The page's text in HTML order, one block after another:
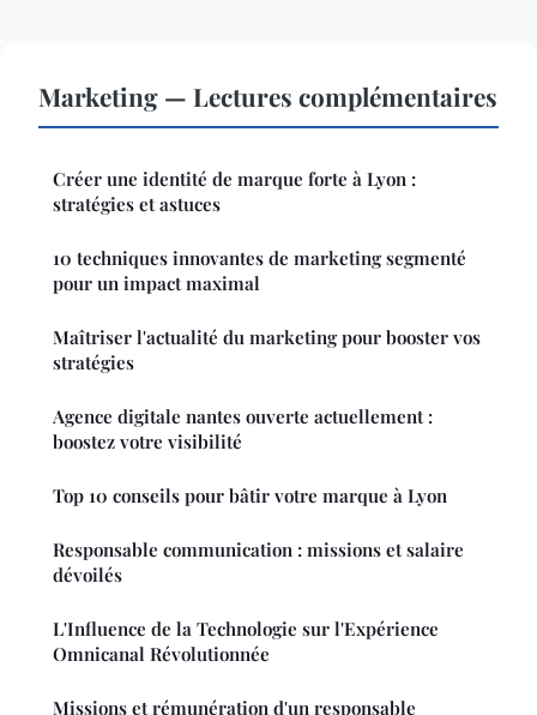
Marketing — Lectures complémentaires
Créer une identité de marque forte à Lyon :
stratégies et astuces
10 techniques innovantes de marketing segmenté
pour un impact maximal
Maîtriser l'actualité du marketing pour booster vos
stratégies
Agence digitale nantes ouverte actuellement :
boostez votre visibilité
Top 10 conseils pour bâtir votre marque à Lyon
Responsable communication : missions et salaire
dévoilés
L'Influence de la Technologie sur l'Expérience
Omnicanal Révolutionnée
Missions et rémunération d'un responsable